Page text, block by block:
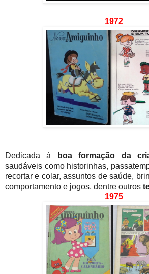
1972
Dedicada à boa formação da
saudáveis como historinhas,
recortar e colar, assuntos de saúde,
comportamento e jogos, dentre outros
1975